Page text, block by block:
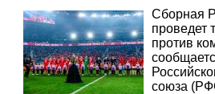
Сборная
проведет
против
союза